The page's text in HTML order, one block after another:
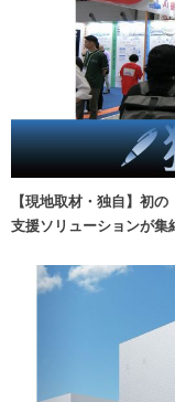
【現地取材・独自】初
支援ソリューションが集